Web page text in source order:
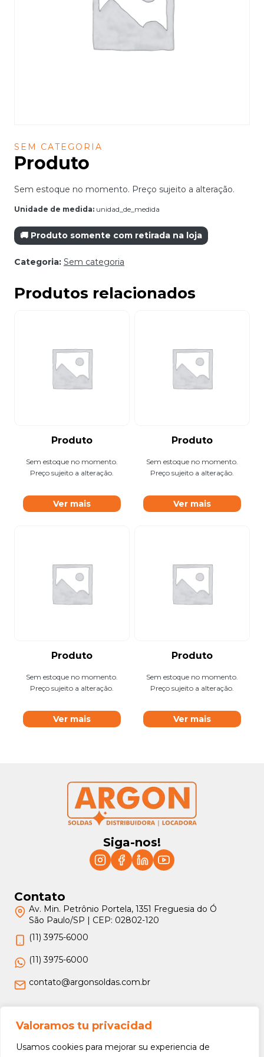
Valoramos tu privacidad
Usamos cookies para mejorar su experiencia de
SEM CATEGORIA
Produto
Sem estoque no momento. Preço sujeito a alteração.
Unidade de medida: unidad_de_medida
🚚 Produto somente com retirada na loja
Categoria: Sem categoria
Produtos relacionados
Produto
Sem estoque no momento.
Preço sujeito a alteração.
Ver mais
Produto
Sem estoque no momento.
Preço sujeito a alteração.
Ver mais
Produto
Sem estoque no momento.
Preço sujeito a alteração.
Ver mais
Produto
Sem estoque no momento.
Preço sujeito a alteração.
Ver mais
Siga-nos!
Contato
Av. Min. Petrônio Portela, 1351 Freguesia do Ó
São Paulo/SP | CEP: 02802-120
(11) 3975-6000
(11) 3975-6000
contato@argonsoldas.com.br
Jurídico
Termos e Condições
Política de Privacidade